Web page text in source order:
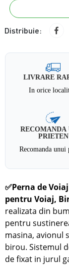
Distribuie:
LIVRARE
In orice
RECOMANDA
PRIETEN
Recomanda unui
✅Perna de
pentru Voiaj,
realizata din
pentru
masina, avionul
birou. Sistemul
de fixat in jurul